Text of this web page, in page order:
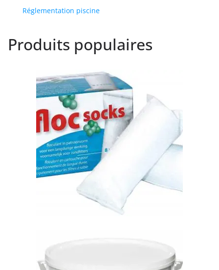
Réglementation piscine
Produits populaires